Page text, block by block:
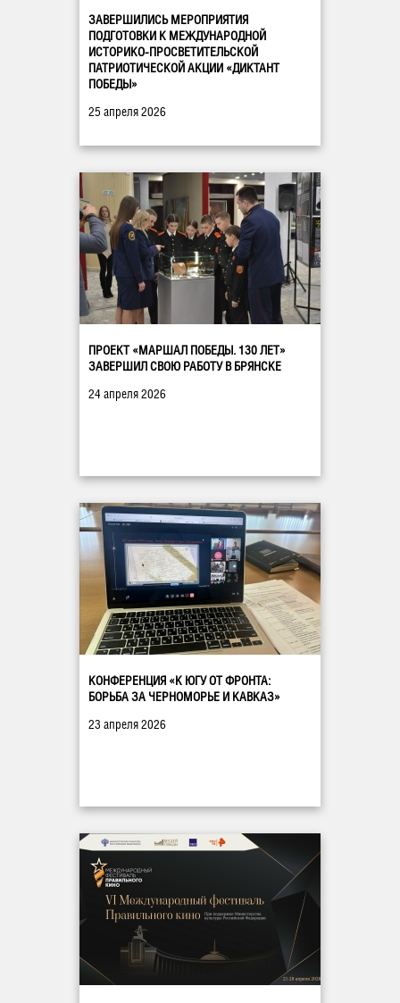
ЗАВЕРШИЛИСЬ МЕРОПРИЯТИЯ
ПОДГОТОВКИ К МЕЖДУНАРОДНОЙ
ИСТОРИКО-ПРОСВЕТИТЕЛЬСКОЙ
ПАТРИОТИЧЕСКОЙ АКЦИИ «ДИКТАНТ
ПОБЕДЫ»
25 апреля 2026
ПРОЕКТ «МАРШАЛ ПОБЕДЫ. 130 ЛЕТ»
ЗАВЕРШИЛ СВОЮ РАБОТУ В БРЯНСКЕ
24 апреля 2026
КОНФЕРЕНЦИЯ «К ЮГУ ОТ ФРОНТА:
БОРЬБА ЗА ЧЕРНОМОРЬЕ И КАВКАЗ»
23 апреля 2026